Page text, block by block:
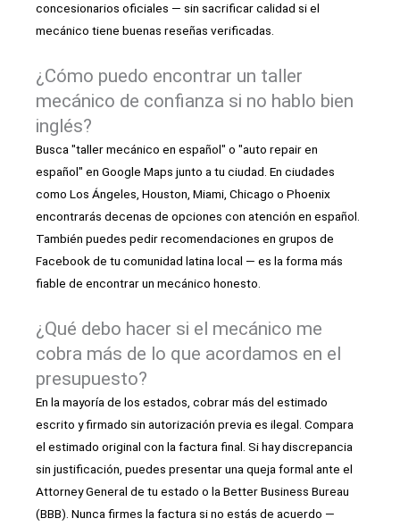
concesionarios oficiales — sin sacrificar calidad si el
mecánico tiene buenas reseñas verificadas.
¿Cómo puedo encontrar un taller
mecánico de confianza si no hablo bien
inglés?
Busca "taller mecánico en español" o "auto repair en
español" en Google Maps junto a tu ciudad. En ciudades
como Los Ángeles, Houston, Miami, Chicago o Phoenix
encontrarás decenas de opciones con atención en español.
También puedes pedir recomendaciones en grupos de
Facebook de tu comunidad latina local — es la forma más
fiable de encontrar un mecánico honesto.
¿Qué debo hacer si el mecánico me
cobra más de lo que acordamos en el
presupuesto?
En la mayoría de los estados, cobrar más del estimado
escrito y firmado sin autorización previa es ilegal. Compara
el estimado original con la factura final. Si hay discrepancia
sin justificación, puedes presentar una queja formal ante el
Attorney General de tu estado o la Better Business Bureau
(BBB). Nunca firmes la factura si no estás de acuerdo —